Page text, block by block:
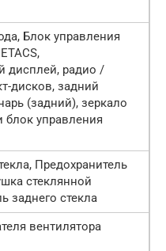
Блок управления
дисплей, радио /
дисков, задний
(задний), зеркало
блок управления
Предохранитель
стеклянной
заднего стекла
вентилятора